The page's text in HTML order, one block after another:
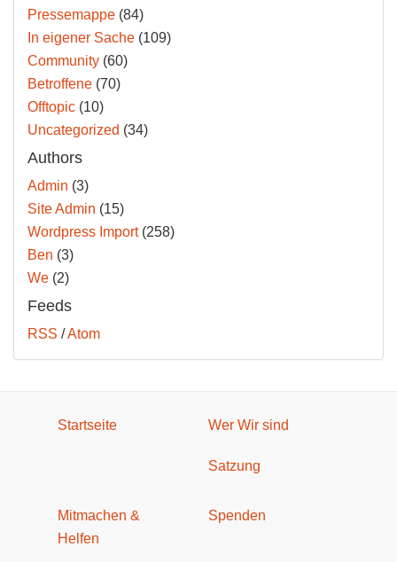
Pressemappe (84)
In eigener Sache (109)
Community (60)
Betroffene (70)
Offtopic (10)
Uncategorized (34)
Authors
Admin (3)
Site Admin (15)
Wordpress Import(258)
Ben (3)
We (2)
Feeds
RSS /Atom
Startseite Wer Wir sind
Satzung
Mitmachen &
Helfen
Spenden